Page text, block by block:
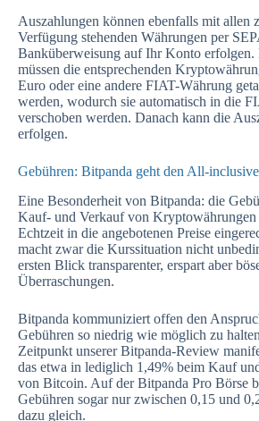
Auszahlungen können ebenfalls mit allen
Verfügung stehenden Währungen per
Banküberweisung auf Ihr Konto erfolgen.
müssen die entsprechenden
Euro oder eine andere FIAT-Währung
werden, wodurch sie automatisch in die
verschoben werden. Danach kann die
erfolgen.
Gebühren: Bitpanda geht den All-
Eine Besonderheit von Bitpanda: die
Kauf- und Verkauf von Kryptowährungen
Echtzeit in die angebotenen Preise
macht zwar die Kurssituation nicht
ersten Blick transparenter, erspart aber
Überraschungen.
Bitpanda kommuniziert offen den
Gebühren so niedrig wie möglich zu
Zeitpunkt unserer Bitpanda-Review
das etwa in lediglich 1,49% beim Kauf
von Bitcoin. Auf der Bitpanda Pro Börse
Gebühren sogar nur zwischen 0,15 und
dazu gleich.